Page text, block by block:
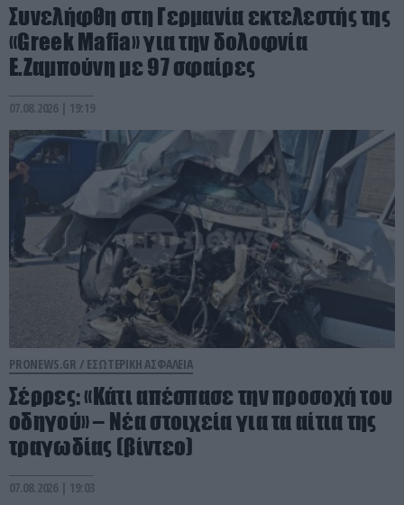
Συνελήφθη στη Γερμανία εκτελεστής της
«Greek Mafia» για την δολοφνία
Ε.Ζαμπούνη με 97 σφαίρες
07.08.2026 | 19:19
PRONEWS.GR / ΕΣΩΤΕΡΙΚΗ ΑΣΦΑΛΕΙΑ
Σέρρες: «Κάτι απέσπασε την προσοχή του
οδηγού» – Νέα στοιχεία για τα αίτια της
τραγωδίας (βίντεο)
07.08.2026 | 19:03